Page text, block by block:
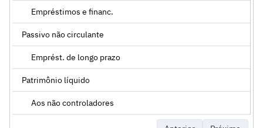
Empréstimos e financ.
Passivo não circulante
Emprést. de longo prazo
Patrimônio líquido
Aos não controladores